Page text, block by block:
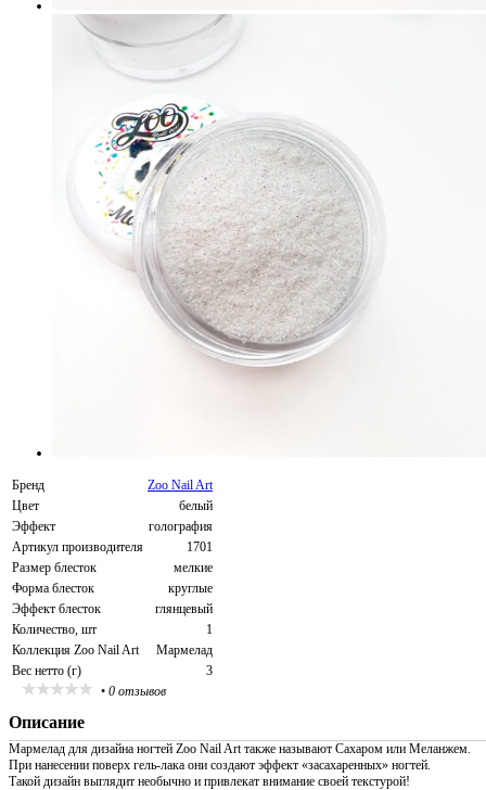
Бренд
Zoo Nail Art
Цвет
белый
Эффект
голография
Артикул производителя
1701
Размер блесток
мелкие
Форма блесток
круглые
Эффект блесток
глянцевый
Количество, шт
1
Коллекция Zoo Nail Art
Мармелад
Вес нетто (г)
3
• 0 отзывов
Описание
Мармелад для дизайна ногтей Zoo Nail Art также называют Сахаром или Меланжем.
При нанесении поверх гель-лака они создают эффект «засахаренных» ногтей.
Такой дизайн выглядит необычно и привлекат внимание своей текстурой!